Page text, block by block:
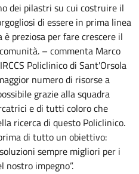
dei pilastri su cui costruire il
di essere in prima linea
preziosa per fare crescere il
– commenta Marco
Policlinico di Sant'Orsola
numero di risorse a
grazie alla squadra
e di tutti coloro che
ricerca di questo Policlinico.
di tutto un obiettivo:
sempre migliori per i
nostro impegno”.